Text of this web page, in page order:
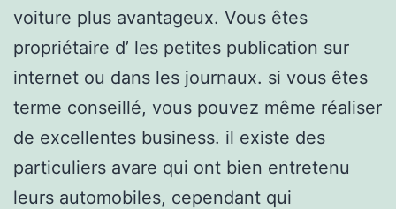
voiture plus avantageux. Vous êtes
propriétaire d’ les petites publication sur
internet ou dans les journaux. si vous êtes
terme conseillé, vous pouvez même réaliser
de excellentes business. il existe des
particuliers avare qui ont bien entretenu
leurs automobiles, cependant qui